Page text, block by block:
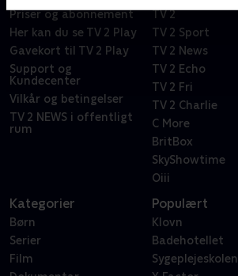
Priser og abonnement
Her kan du se TV 2 Play
Gavekort til TV 2 Play
Support og
Kundecenter
Vilkår og betingelser
TV 2 NEWS i offentligt
rum
TV 2
TV 2 Sport
TV 2 News
TV 2 Echo
TV 2 Fri
TV 2 Charlie
C More
BritBox
SkyShowtime
Oiii
Kategorier
Børn
Serier
Film
Populært
Klovn
Badehotellet
Sygeplejeskolen